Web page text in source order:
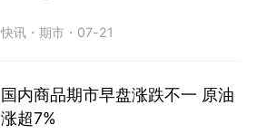
快讯 ・期市 ・ 07-21
国内商品期市早盘涨跌不一 原油
涨超7%